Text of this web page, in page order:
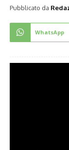
Pubblicato da
WhatsApp